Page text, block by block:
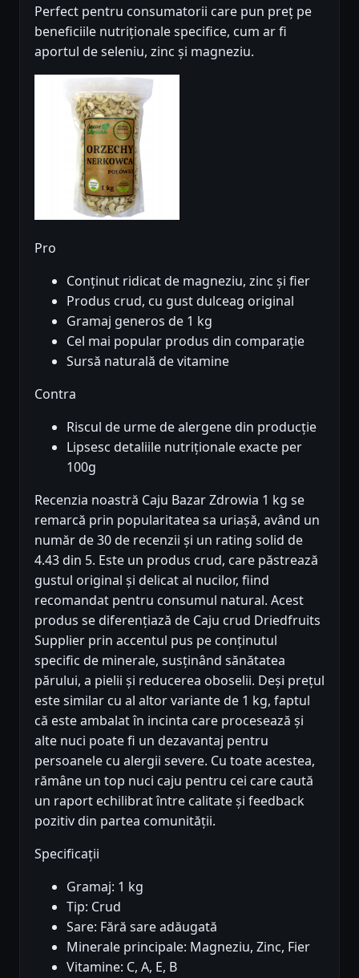
Perfect pentru consumatorii care pun preț pe
beneficiile nutriționale specifice, cum ar fi
aportul de seleniu, zinc și magneziu.
Pro
Conținut ridicat de magneziu, zinc și fier
Produs crud, cu gust dulceag original
Gramaj generos de 1 kg
Cel mai popular produs din comparație
Sursă naturală de vitamine
Contra
Riscul de urme de alergene din producție
Lipsesc detaliile nutriționale exacte per
100g
Recenzia noastră Caju Bazar Zdrowia 1 kg se
remarcă prin popularitatea sa uriașă, având un
număr de 30 de recenzii și un rating solid de
4.43 din 5. Este un produs crud, care păstrează
gustul original și delicat al nucilor, fiind
recomandat pentru consumul natural. Acest
produs se diferențiază de Caju crud Driedfruits
Supplier prin accentul pus pe conținutul
specific de minerale, susținând sănătatea
părului, a pielii și reducerea oboselii. Deși prețul
este similar cu al altor variante de 1 kg, faptul
că este ambalat în incinta care procesează și
alte nuci poate fi un dezavantaj pentru
persoanele cu alergii severe. Cu toate acestea,
rămâne un top nuci caju pentru cei care caută
un raport echilibrat între calitate și feedback
pozitiv din partea comunității.
Specificații
Gramaj: 1 kg
Tip: Crud
Sare: Fără sare adăugată
Minerale principale: Magneziu, Zinc, Fier
Vitamine: C, A, E, B